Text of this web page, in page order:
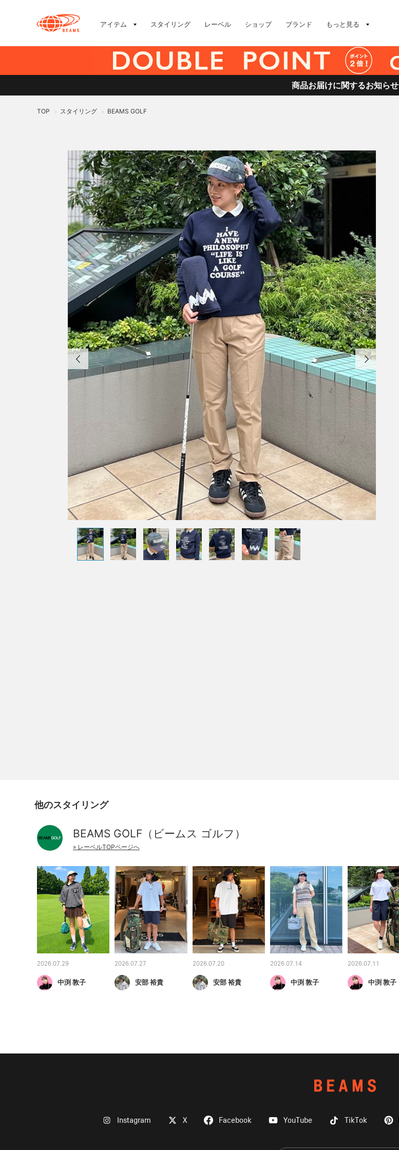
アイテム スタイリング レーベル ショップ ブランド もっと見る
商品お届けに関するお知らせ
TOP > スタイリング > BEAMS GOLF
他のスタイリング
BEAMS GOLF（ビームス ゴルフ）
» レーベルTOPページへ
2026.07.29
中渕 敦子
2026.07.27
安部 裕貴
2026.07.20
安部 裕貴
2026.07.14
中渕 敦子
2026.07.11
中渕 敦子
Instagram X Facebook YouTube TikTok